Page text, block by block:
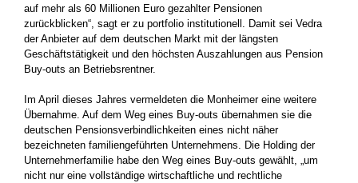
auf mehr als 60 Millionen Euro gezahlter Pensionen
zurückblicken“, sagt er zu portfolio institutionell. Damit sei Vedra
der Anbieter auf dem deutschen Markt mit der längsten
Geschäftstätigkeit und den höchsten Auszahlungen aus Pension
Buy-outs an Betriebsrentner.
Im April dieses Jahres vermeldeten die Monheimer eine weitere
Übernahme. Auf dem Weg eines Buy-outs übernahmen sie die
deutschen Pensionsverbindlichkeiten eines nicht näher
bezeichneten familiengeführten Unternehmens. Die Holding der
Unternehmerfamilie habe den Weg eines Buy-outs gewählt, „um
nicht nur eine vollständige wirtschaftliche und rechtliche